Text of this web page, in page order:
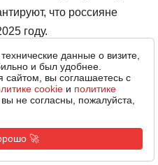
что россияне
году.
считает, что YouTube
когда массовое
а пользователи
способы просмотра
данные о визите,
и был удобнее.
сайтом, вы соглашаетесь с
cookie и политике
не согласны, пожалуйста,
🚀